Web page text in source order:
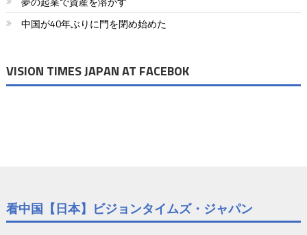
ョ中国が40年ぶりに門を閉め始めた
VISION TIMES JAPAN AT FACEBOK
看中国【日本】ビジョンタイムズ・ジャパン